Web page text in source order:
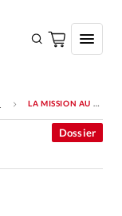
LA MISSION AU SUPERMARCHÉ
Dossier